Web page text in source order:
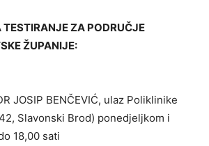
ZA PODRUČJE
ŽUPANIJE:
JOSIP BENČEVIĆ, ulaz Poliklinike
Slavonski Brod) ponedjeljkom i
18,00 sati